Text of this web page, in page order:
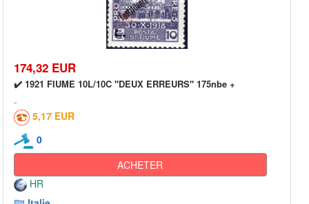
174,32 EUR
✔️ 1921 FIUME 10L/10C "DEUX ERREURS" 175nbe +
5,17 EUR
0
ACHETER
HR